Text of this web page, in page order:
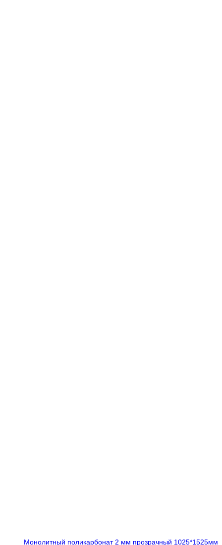
Монолитный поликарбонат 2 мм прозрачный 1025*1525мм